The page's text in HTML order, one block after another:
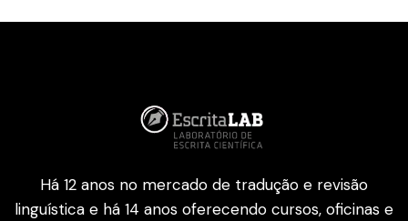
Há 12 anos no mercado de tradução e revisão
linguística e há 14 anos oferecendo cursos, oficinas e